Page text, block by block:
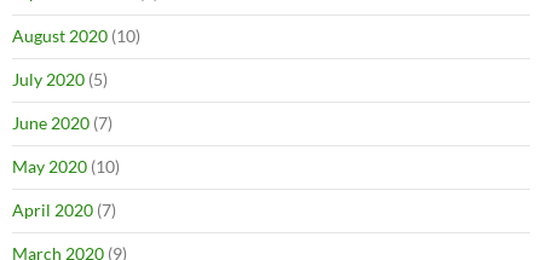
August 2020 (10)
July 2020 (5)
June 2020 (7)
May 2020 (10)
April 2020 (7)
March 2020 (9)